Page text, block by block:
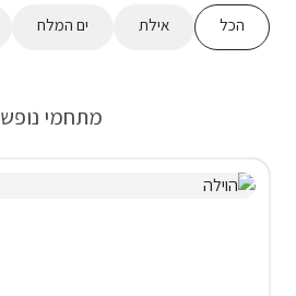
הכל אילת ים המלח
מתחמי נופש